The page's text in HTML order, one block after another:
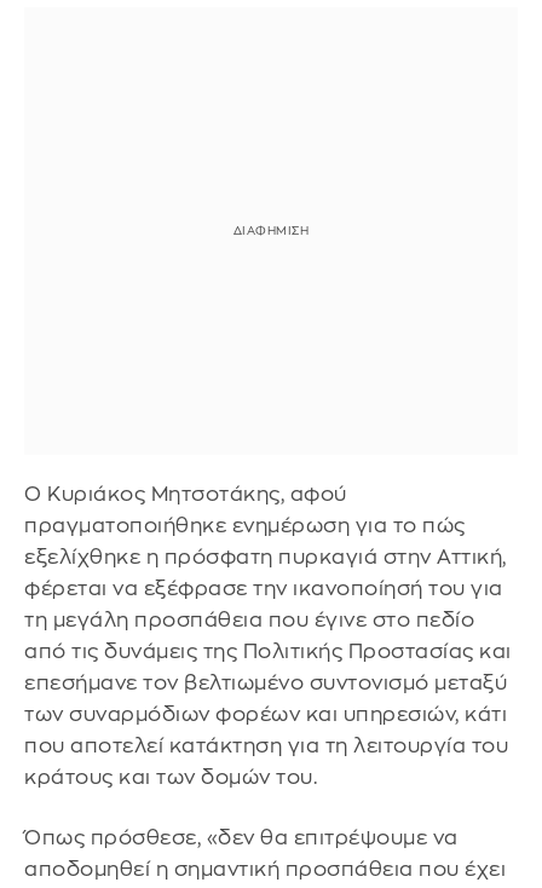
Ο Κυριάκος Μητσοτάκης, αφού
πραγματοποιήθηκε ενημέρωση για το πώς
εξελίχθηκε η πρόσφατη πυρκαγιά στην Αττική,
φέρεται να εξέφρασε την ικανοποίησή του για
τη μεγάλη προσπάθεια που έγινε στο πεδίο
από τις δυνάμεις της Πολιτικής Προστασίας και
επεσήμανε τον βελτιωμένο συντονισμό μεταξύ
των συναρμόδιων φορέων και υπηρεσιών, κάτι
που αποτελεί κατάκτηση για τη λειτουργία του
κράτους και των δομών του.
Όπως πρόσθεσε, «δεν θα επιτρέψουμε να
αποδομηθεί η σημαντική προσπάθεια που έχει